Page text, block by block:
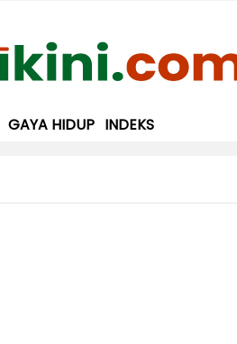
GAYA HIDUP INDEKS